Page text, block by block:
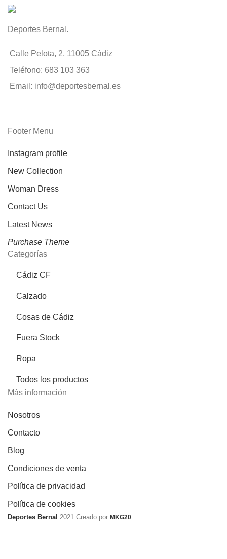
Deportes Bernal.
Calle Pelota, 2, 11005 Cádiz
Teléfono: 683 103 363
Email: info@deportesbernal.es
Footer Menu
Instagram profile
New Collection
Woman Dress
Contact Us
Latest News
Purchase Theme
Categorías
Cádiz CF
Calzado
Cosas de Cádiz
Fuera Stock
Ropa
Todos los productos
Más información
Nosotros
Contacto
Blog
Condiciones de venta
Política de privacidad
Política de cookies
Deportes Bernal 2021 Creado por MKG20